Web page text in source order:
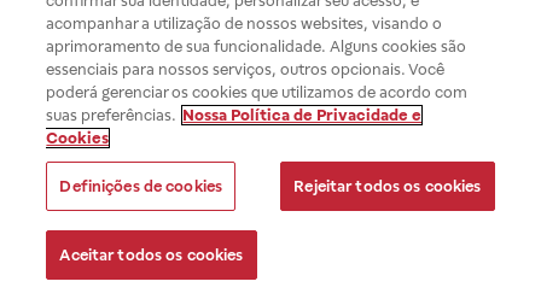
acompanhar a utilização de nossos websites, visando o
aprimoramento de sua funcionalidade. Alguns cookies são
essenciais para nossos serviços, outros opcionais. Você
poderá gerenciar os cookies que utilizamos de acordo com
suas preferências. Nossa Política de Privacidade e
Cookies
Definições de cookies Rejeitar todos os cookies
Aceitar todos os cookies